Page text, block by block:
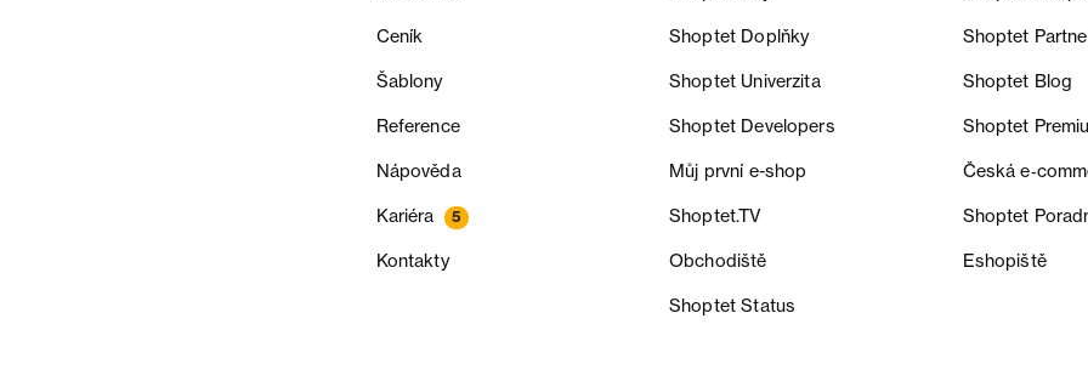
Ceník
Šablony
Reference
Nápověda
Kariéra 5
Kontakty
Shoptet Doplňky Shoptet
Shoptet Univerzita Shoptet Blog
Shoptet Developers Shoptet
Můj první e-shop Česká
Shoptet.TV Shoptet
Obchodiště Eshopiště
Shoptet Status